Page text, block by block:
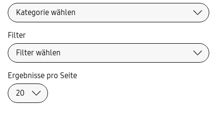
Filter
Ergebnisse pro Seite